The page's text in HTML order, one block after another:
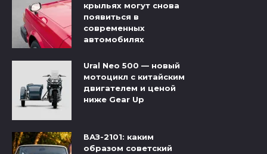
крыльях могут снова
появиться в
современных
автомобилях
Ural Neo 500 — новый
мотоцикл с китайским
двигателем и ценой
ниже Gear Up
ВАЗ-2101: каким
образом советский